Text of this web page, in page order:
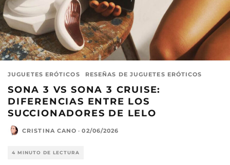
JUGUETES ERÓTICOS RESEÑAS DE JUGUETES ERÓTICOS
SONA 3 VS SONA 3 CRUISE:
DIFERENCIAS ENTRE LOS
SUCCIONADORES DE LELO
CRISTINA CANO · 02/06/2026
4 MINUTO DE LECTURA